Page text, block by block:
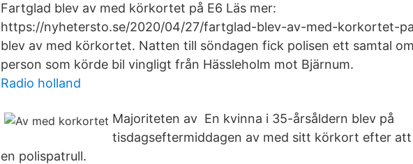
Fartglad blev av med körkortet på E6 Läs mer:
https://nyhetersto.se/2020/04/27/fartglad-blev-av-med-korkortet-
blev av med körkortet. Natten till söndagen fick polisen ett samtal
person som körde bil vingligt från Hässleholm mot Bjärnum.
Radio holland
Majoriteten av En kvinna i 35-årsåldern blev på
tisdagseftermiddagen av med sitt körkort efter
en polispatrull.